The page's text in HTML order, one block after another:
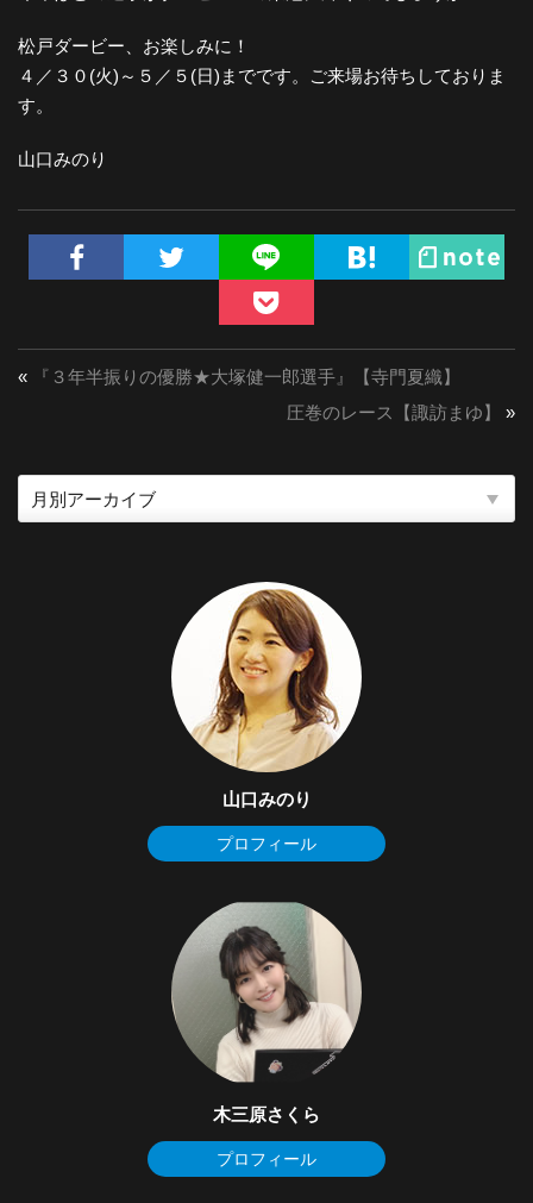
松戸ダービー、お楽しみに！
４／３０(火)～５／５(日)までです。ご来場お待ちしておりま
す。
山口みのり
«
『３年半振りの優勝★大塚健一郎選手』【寺門夏織】
圧巻のレース【諏訪まゆ】
»
山口みのり
プロフィール
木三原さくら
プロフィール